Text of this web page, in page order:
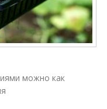
можно как